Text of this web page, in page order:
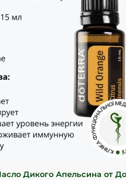
Дикого Апельсина от